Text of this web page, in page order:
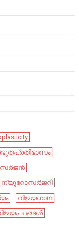
ന്യൂറോസർജറി
വിജയഗാഥ